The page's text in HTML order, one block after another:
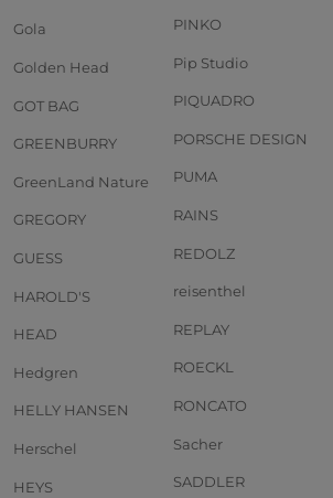
Gola
Golden Head
GOT BAG
GREENBURRY
GreenLand Nature
GREGORY
GUESS
HAROLD'S
HEAD
Hedgren
HELLY HANSEN
Herschel
HEYS
PINKO
Pip Studio
PIQUADRO
PORSCHE DESIGN
PUMA
RAINS
REDOLZ
reisenthel
REPLAY
ROECKL
RONCATO
Sacher
SADDLER